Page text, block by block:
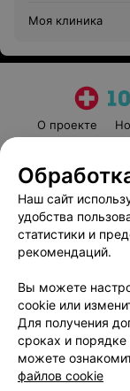
Моя клиника
О проекте
Наш сайт
удобства
статистики и
рекомендаций.
Вы можете
cookie или
Для получения
сроках и
можете
файлов cookie